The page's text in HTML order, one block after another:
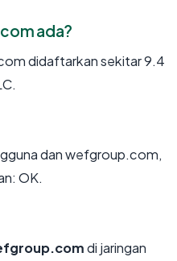
ada?
didaftarkan sekitar 9.4
dan wefgroup.com,
OK.
di jaringan